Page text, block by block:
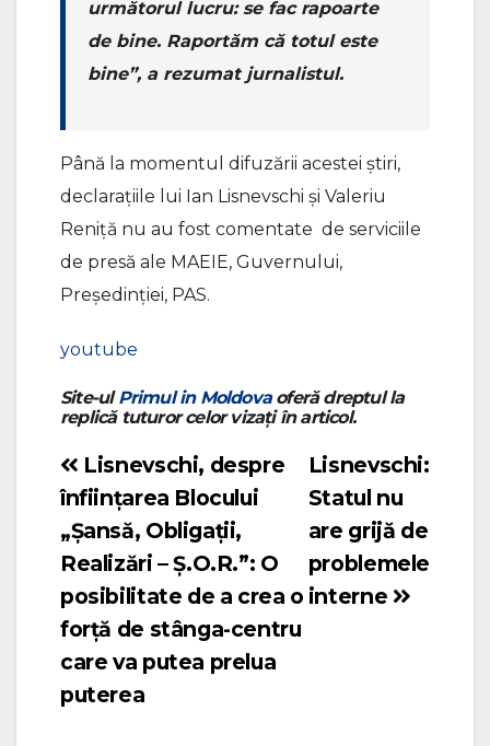
următorul lucru: se fac rapoarte
de bine. Raportăm că totul este
bine”, a rezumat jurnalistul.
Până la momentul difuzării acestei știri,
declarațiile lui Ian Lisnevschi și Valeriu
Reniță nu au fost comentate de serviciile
de presă ale MAEIE, Guvernului,
Președinției, PAS.
youtube
Site-ulPrimul in Moldovaoferă dreptul la
replică tuturor celor vizați în articol.
Navigare
în
articole
Lisnevschi:
Statul nu
are grijă de
problemele
interne
Lisnevschi, despre
înființarea Blocului
„Șansă, Obligații,
Realizări – Ș.O.R.”: O
posibilitate de a crea o
forță de stânga-centru
care va putea prelua
puterea